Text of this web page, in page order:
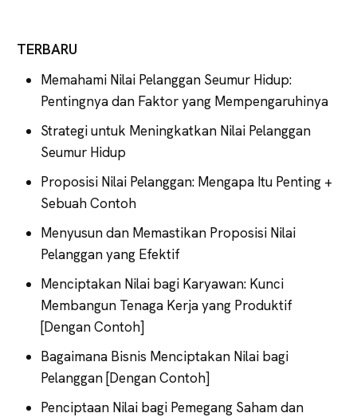
TERBARU
Memahami Nilai Pelanggan Seumur Hidup:
Pentingnya dan Faktor yang Mempengaruhinya
Strategi untuk Meningkatkan Nilai Pelanggan
Seumur Hidup
Proposisi Nilai Pelanggan: Mengapa Itu Penting +
Sebuah Contoh
Menyusun dan Memastikan Proposisi Nilai
Pelanggan yang Efektif
Menciptakan Nilai bagi Karyawan: Kunci
Membangun Tenaga Kerja yang Produktif
[Dengan Contoh]
Bagaimana Bisnis Menciptakan Nilai bagi
Pelanggan [Dengan Contoh]
Penciptaan Nilai bagi Pemegang Saham dan